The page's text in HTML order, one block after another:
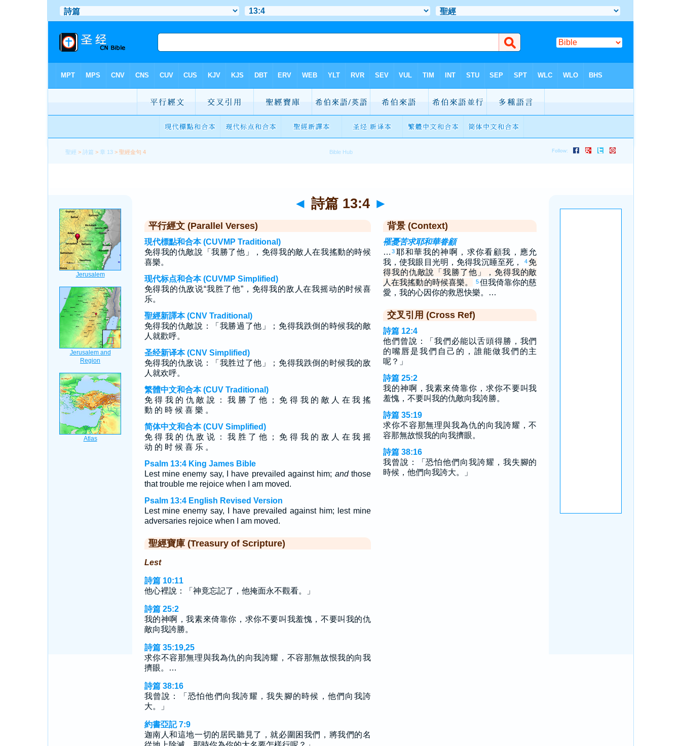
聖經 >詩篇 > 章 13 > 聖經金句 4
◄ 詩篇 13:4 ►
平行經文 (Parallel Verses)
現代標點和合本 (CUVMP Traditional)
免得我的仇敵說「我勝了他」，免得我的敵人在我搖動的時候
喜樂。
现代标点和合本 (CUVMP Simplified)
免得我的仇敌说“我胜了他”，免得我的敌人在我摇动的时候喜
乐。
聖經新譯本 (CNV Traditional)
免得我的仇敵說：「我勝過了他」；免得我跌倒的時候我的敵
人就歡呼。
圣经新译本 (CNV Simplified)
免得我的仇敌说：「我胜过了他」；免得我跌倒的时候我的敌
人就欢呼。
繁體中文和合本 (CUV Traditional)
免 得 我 的 仇 敵 說 ： 我 勝 了 他 ； 免 得 我 的 敵 人 在 我 搖
動 的 時 候 喜 樂 。
简体中文和合本 (CUV Simplified)
免 得 我 的 仇 敌 说 ： 我 胜 了 他 ； 免 得 我 的 敌 人 在 我 摇
动 的 时 候 喜 乐 。
Psalm 13:4 King James Bible
Lest mine enemy say, I have prevailed against him; andthose
that trouble me rejoice when I am moved.
Psalm 13:4 English Revised Version
Lest mine enemy say, I have prevailed against him; lest mine
adversaries rejoice when I am moved.
聖經寶庫 (Treasury of Scripture)
Lest
詩篇 10:11
他心裡說：「神竟忘記了，他掩面永不觀看。」
詩篇 25:2
我的神啊，我素來倚靠你，求你不要叫我羞愧，不要叫我的仇
敵向我誇勝。
詩篇 35:19,25
求你不容那無理與我為仇的向我誇耀，不容那無故恨我的向我
擠眼。…
詩篇 38:16
我曾說：「恐怕他們向我誇耀，我失腳的時候，他們向我誇
大。」
約書亞記 7:9
迦南人和這地一切的居民聽見了，就必圍困我們，將我們的名
背景 (Context)
罹憂苦求耶和華眷顧
… 3 耶和華我的神啊，求你看顧我，應允
我，使我眼目光明，免得我沉睡至死，
4 免
得我的仇敵說「我勝了他」，免得我的敵
人在我搖動的時候喜樂。
5 但我倚靠你的慈
愛，我的心因你的救恩快樂。…
交叉引用 (Cross Ref)
詩篇 12:4
他們曾說：「我們必能以舌頭得勝，我們
的嘴唇是我們自己的，誰能做我們的主
呢？」
詩篇 25:2
我的神啊，我素來倚靠你，求你不要叫我
羞愧，不要叫我的仇敵向我誇勝。
詩篇 35:19
求你不容那無理與我為仇的向我誇耀，不
容那無故恨我的向我擠眼。
詩篇 38:16
我曾說：「恐怕他們向我誇耀，我失腳的
時候，他們向我誇大。」